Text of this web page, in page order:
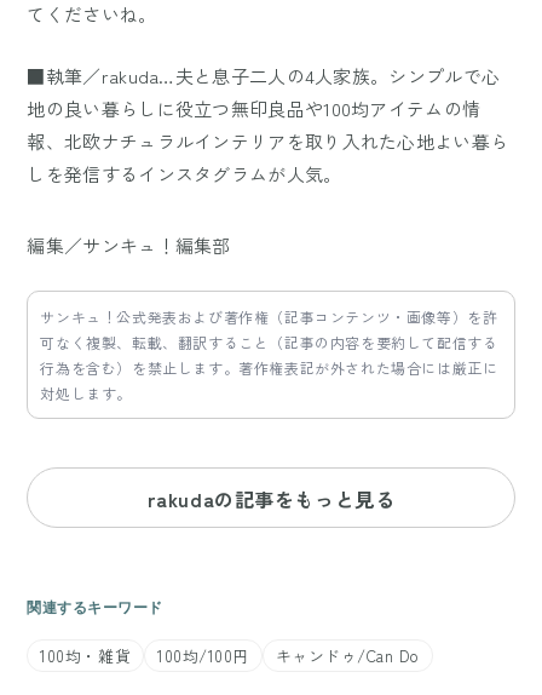
てくださいね。
■執筆／rakuda…夫と息子二人の4人家族。シンプルで心
地の良い暮らしに役立つ無印良品や100均アイテムの情
報、北欧ナチュラルインテリアを取り入れた心地よい暮ら
しを発信するインスタグラムが人気。
編集／サンキュ！編集部
サンキュ！公式発表および著作権（記事コンテンツ・画像等）を許
可なく複製、転載、翻訳すること（記事の内容を要約して配信する
行為を含む）を禁止します。著作権表記が外された場合には厳正に
対処します。
rakudaの記事をもっと見る
関連するキーワード
100均・雑貨 100均/100円 キャンドゥ/Can Do